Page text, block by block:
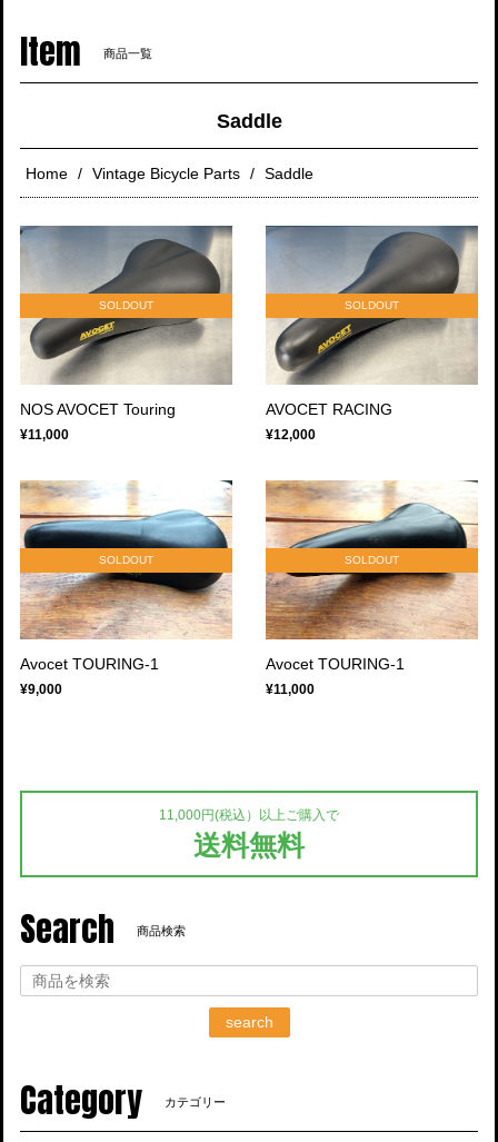
Item 商品一覧
Saddle
Home Vintage Bicycle Parts Saddle
SOLDOUT
NOS AVOCET Touring
¥11,000
SOLDOUT
AVOCET RACING
¥12,000
SOLDOUT
Avocet TOURING-1
¥9,000
SOLDOUT
Avocet TOURING-1
¥11,000
11,000円(税込）以上ご購入で
送料無料
Search 商品検索
search
Category カテゴリー